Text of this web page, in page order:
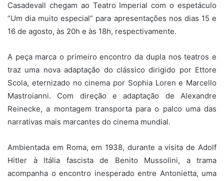
Casadevall chegam ao Teatro Imperial com o espetáculo
“Um dia muito especial” para apresentações nos dias 15 e
16 de agosto, às 20h e às 18h, respectivamente.
A peça marca o primeiro encontro da dupla nos teatros e
traz uma nova adaptação do clássico dirigido por Ettore
Scola, eternizado no cinema por Sophia Loren e Marcello
Mastroianni. Com direção e adaptação de Alexandre
Reinecke, a montagem transporta para o palco uma das
narrativas mais marcantes do cinema mundial.
Ambientada em Roma, em 1938, durante a visita de Adolf
Hitler à Itália fascista de Benito Mussolini, a trama
acompanha o encontro inesperado entre Antonietta, uma